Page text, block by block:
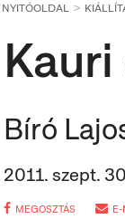
NYITÓOLDAL
Bíró
2011. szept.
MEGOSZTÁS E-